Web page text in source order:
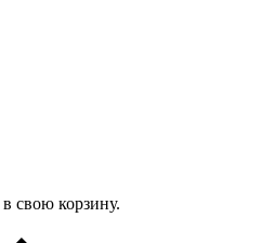
свою корзину.